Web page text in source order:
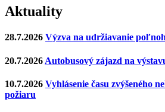
Aktuality
28.7.2026 Výzva na udržiavanie
20.7.2026 Autobusový zájazd na
10.7.2026 Vyhlásenie času zvýšeného
požiaru